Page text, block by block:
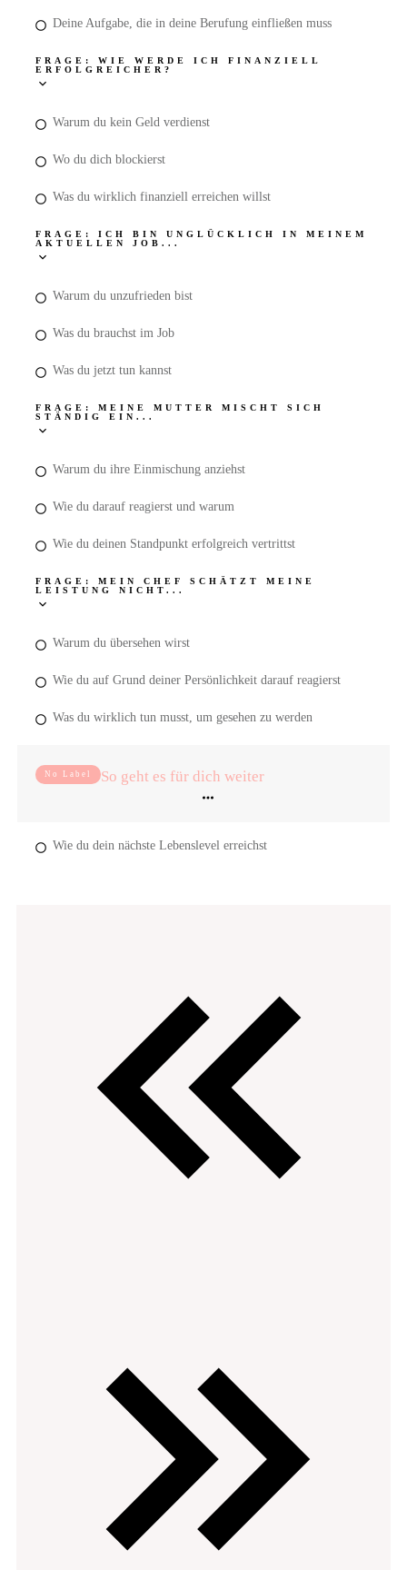
Deine Aufgabe, die in deine Berufung einfließen muss
FRAGE: WIE WERDE ICH FINANZIELL
ERFOLGREICHER?
Warum du kein Geld verdienst
Wo du dich blockierst
Was du wirklich finanziell erreichen willst
FRAGE: ICH BIN UNGLÜCKLICH IN MEINEM
AKTUELLEN JOB...
Warum du unzufrieden bist
Was du brauchst im Job
Was du jetzt tun kannst
FRAGE: MEINE MUTTER MISCHT SICH
STÄNDIG EIN...
Warum du ihre Einmischung anziehst
Wie du darauf reagierst und warum
Wie du deinen Standpunkt erfolgreich vertrittst
FRAGE: MEIN CHEF SCHÄTZT MEINE
LEISTUNG NICHT...
Warum du übersehen wirst
Wie du auf Grund deiner Persönlichkeit darauf reagierst
Was du wirklich tun musst, um gesehen zu werden
No Label So geht es für dich weiter
Wie du dein nächste Lebenslevel erreichst